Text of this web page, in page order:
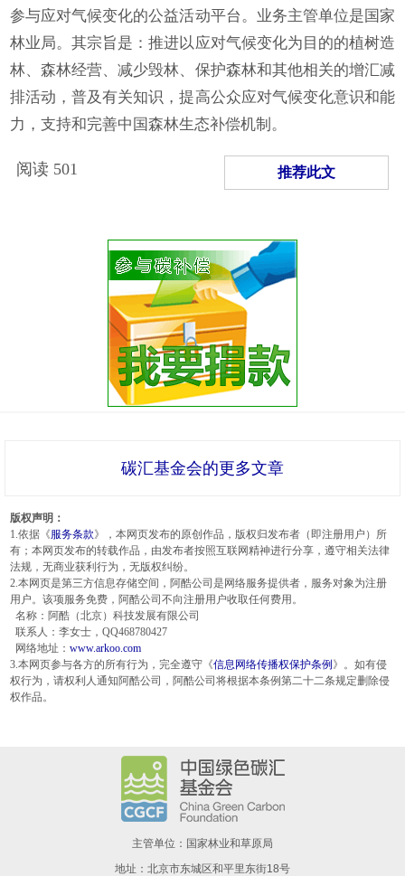
参与应对气候变化的公益活动平台。业务主管单位是国家
林业局。其宗旨是：推进以应对气候变化为目的的植树造
林、森林经营、减少毁林、保护森林和其他相关的增汇减
排活动，普及有关知识，提高公众应对气候变化意识和能
力，支持和完善中国森林生态补偿机制。
阅读 501 推荐此文
碳汇基金会的更多文章
版权声明：
1.依据《服务条款》，本网页发布的原创作品，版权归发布者（即注册用户）所
有；本网页发布的转载作品，由发布者按照互联网精神进行分享，遵守相关法律
法规，无商业获利行为，无版权纠纷。
2.本网页是第三方信息存储空间，阿酷公司是网络服务提供者，服务对象为注册
用户。该项服务免费，阿酷公司不向注册用户收取任何费用。
名称：阿酷（北京）科技发展有限公司
联系人：李女士，QQ468780427
网络地址： www.arkoo.com
3.本网页参与各方的所有行为，完全遵守《信息网络传播权保护条例 》。如有侵
权行为，请权利人通知阿酷公司，阿酷公司将根据本条例第二十二条规定删除侵
权作品。
主管单位：国家林业和草原局
地址：北京市东城区和平里东街18号